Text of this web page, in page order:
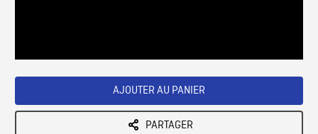
AJOUTER AU PANIER
PARTAGER